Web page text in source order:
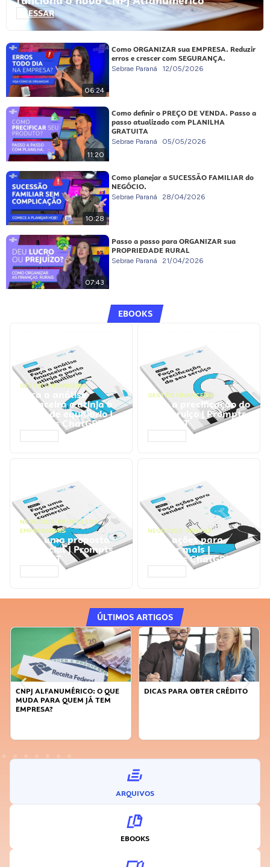
ACESSAR
06:24
Como ORGANIZAR sua EMPRESA. Reduzir
erros e crescer com SEGURANÇA.
Sebrae Paraná 12/05/2026
11:20
Como definir o PREÇO DE VENDA. Passo a
passo atualizado com PLANILHA
GRATUITA
Sebrae Paraná 05/05/2026
10:28
Como planejar a SUCESSÃO FAMILIAR do
NEGÓCIO.
Sebrae Paraná 28/04/2026
07:43
Passo a passo para ORGANIZAR sua
PROPRIEDADE RURAL
Sebrae Paraná 21/04/2026
EBOOKS
GESTÃO FINANCEIRA
Faça a análise
financeira e atinja o
ponto de equilíbrio |
Prompts ChatGPT
GESTÃO FINANCEIRA
Faça a precificação do
seu serviço | Prompts
ChatGPT
NEGÓCIOS, PROCESSOS
EMPRESARIAIS
Faça uma proposta
comercial | Prompts
ChatGPT
NEGÓCIOS, VENDAS
Faça ações para
vender mais |
Prompts ChatGPT
ÚLTIMOS ARTIGOS
CNPJ ALFANUMÉRICO: O QUE
MUDA PARA QUEM JÁ TEM
EMPRESA?
DICAS PARA OBTER CRÉDITO
ARQUIVOS
EBOOKS